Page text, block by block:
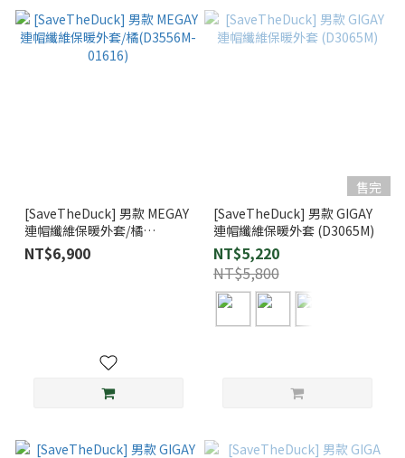
[SaveTheDuck] 男款 MEGAY
連帽纖維保暖外套/橘
(D3556M-01616)
NT$6,900
售完
[SaveTheDuck] 男款 GIGAY
連帽纖維保暖外套 (D3065M)
NT$5,220
NT$5,800